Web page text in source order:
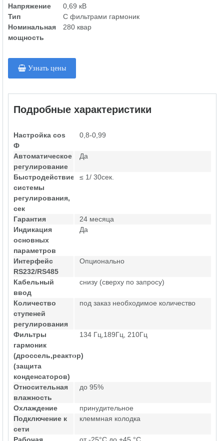
Напряжение
0,69 кВ
Тип
С фильтрами гармоник
Номинальная
мощность
280 квар
Узнать цены
Подробные характеристики
Настройка cos
Ф
0,8-0,99
Автоматическое
регулирование
Да
Быстродействие
системы
регулирования,
сек
≤ 1/ 30сек.
Гарантия
24 месяца
Индикация
основных
параметров
Да
Интерфейс
RS232/RS485
Опционально
Кабельный
ввод
снизу (сверху по запросу)
Количество
ступеней
регулирования
под заказ необходимое количество
Фильтры
гармоник
(дроссель,реактор)
(защита
конденсаторов)
134 Гц,189Гц, 210Гц
Относительная
влажность
до 95%
Охлаждение
принудительное
Подключение к
сети
клеммная колодка